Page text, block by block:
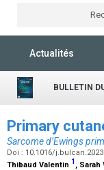
Actualités
BULLETIN
Primary
Sarcome d’Ewings
Doi : 10.1016/
Thibaud Valentin 1 , Sarah